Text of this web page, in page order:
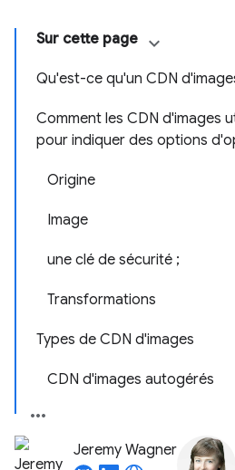
Sur cette page
Qu'est-ce qu'un CDN
Comment les CDN d'images
pour indiquer des options
Origine
Image
une clé de sécurité ;
Transformations
Types de CDN d'images
CDN d'images autogérés
Jeremy Wagner